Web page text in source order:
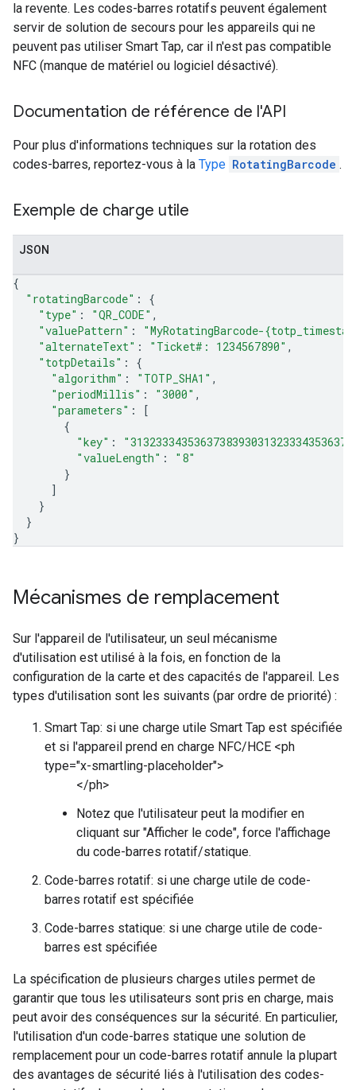
la revente. Les codes-barres rotatifs peuvent également
servir de solution de secours pour les appareils qui ne
peuvent pas utiliser Smart Tap, car il n'est pas compatible
NFC (manque de matériel ou logiciel désactivé).
Documentation de référence de l'API
Pour plus d'informations techniques sur la rotation des
codes-barres, reportez-vous à la Type RotatingBarcode .
Exemple de charge utile
JSON
{
"rotatingBarcode" : {
"type" : "QR_CODE" ,
"valuePattern" :
"MyRotatingBarcode-
"alternateText" : "Ticket#: 1234567890" ,
"totpDetails" : {
"algorithm" : "TOTP_SHA1" ,
"periodMillis" : "3000" ,
"parameters" :
[
{
"key" :
"valueLength" :
"8"
}
]
}
}
}
Mécanismes de remplacement
Sur l'appareil de l'utilisateur, un seul mécanisme
d'utilisation est utilisé à la fois, en fonction de la
configuration de la carte et des capacités de l'appareil. Les
types d'utilisation sont les suivants (par ordre de priorité) :
Smart Tap: si une charge utile Smart Tap est spécifiée
et si l'appareil prend en charge NFC/HCE <ph
type="x-smartling-placeholder">
</ph>
Notez que l'utilisateur peut la modifier en
cliquant sur "Afficher le code", force l'affichage
du code-barres rotatif/statique.
Code-barres rotatif: si une charge utile de code-
barres rotatif est spécifiée
Code-barres statique: si une charge utile de code-
barres est spécifiée
La spécification de plusieurs charges utiles permet de
garantir que tous les utilisateurs sont pris en charge, mais
peut avoir des conséquences sur la sécurité. En particulier,
l'utilisation d'un code-barres statique une solution de
remplacement pour un code-barres rotatif annule la plupart
des avantages de sécurité liés à l'utilisation des codes-